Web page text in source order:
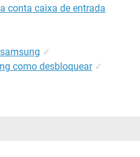
conta caixa de entrada
✓
como desbloquear ✓